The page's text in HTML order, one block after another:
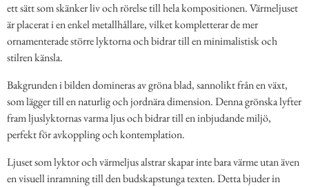
ett sätt som skänker liv och rörelse till hela kompositionen. Värmeljuset
är placerat i en enkel metallhållare, vilket kompletterar de mer
ornamenterade större lyktorna och bidrar till en minimalistisk och
stilren känsla.
Bakgrunden i bilden domineras av gröna blad, sannolikt från en växt,
som lägger till en naturlig och jordnära dimension. Denna grönska lyfter
fram ljuslyktornas varma ljus och bidrar till en inbjudande miljö,
perfekt för avkoppling och kontemplation.
Ljuset som lyktor och värmeljus alstrar skapar inte bara värme utan även
en visuell inramning till den budskapstunga texten. Detta bjuder in